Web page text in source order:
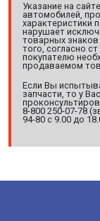
Указание на
автомобилей,
характеристики
нарушает
товарных
того, согласно
покупателю
продаваемом
Если Вы
запчасти, то у
8-800 250-07-78
94-80 с 9.00 до